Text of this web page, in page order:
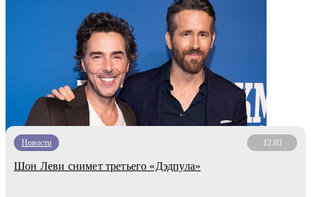
Новости 12.03
Шон Леви снимет третьего «Дэдпула»